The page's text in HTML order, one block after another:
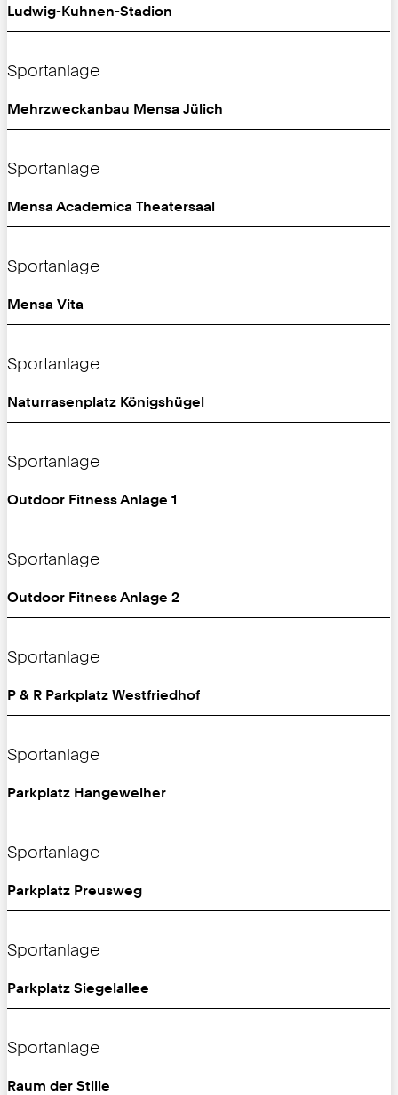
Ludwig-Kuhnen-Stadion
Sportanlage
Mehrzweckanbau Mensa Jülich
Sportanlage
Mensa Academica Theatersaal
Sportanlage
Mensa Vita
Sportanlage
Naturrasenplatz Königshügel
Sportanlage
Outdoor Fitness Anlage 1
Sportanlage
Outdoor Fitness Anlage 2
Sportanlage
P & R Parkplatz Westfriedhof
Sportanlage
Parkplatz Hangeweiher
Sportanlage
Parkplatz Preusweg
Sportanlage
Parkplatz Siegelallee
Sportanlage
Raum der Stille